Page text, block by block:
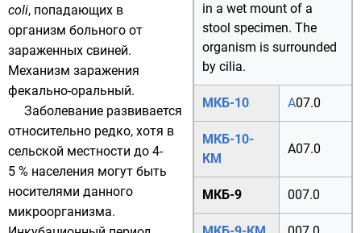
in a wet mount of a
stool specimen. The
organism is surrounded
by cilia.
МКБ-10 A07.0
МКБ-10-
КМ
A07.0
МКБ-9 007.0
coli, попадающих в
организм больного от
зараженных свиней.
Механизм заражения
фекально-оральный.
Заболевание развивается
относительно редко, хотя в
сельской местности до 4-
5 % населения могут быть
носителями данного
микроорганизма.